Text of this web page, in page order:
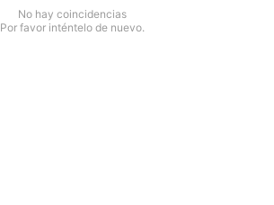
No hay coincidencias
Por favor inténtelo de nuevo.